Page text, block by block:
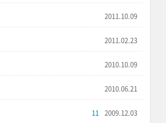
2011.10.09
2011.02.23
2010.10.09
2010.06.21
2009.12.03
11